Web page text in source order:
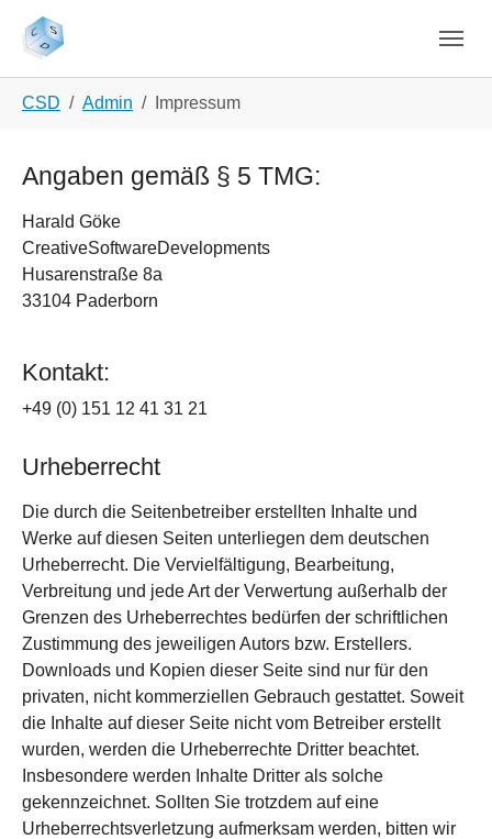
CSD Admin Impressum
Angaben gemäß § 5 TMG:
Harald Göke
CreativeSoftwareDevelopments
Husarenstraße 8a
33104 Paderborn
Kontakt:
+49 (0) 151 12 41 31 21
Urheberrecht
Die durch die Seitenbetreiber erstellten Inhalte und
Werke auf diesen Seiten unterliegen dem deutschen
Urheberrecht. Die Vervielfältigung, Bearbeitung,
Verbreitung und jede Art der Verwertung außerhalb der
Grenzen des Urheberrechtes bedürfen der schriftlichen
Zustimmung des jeweiligen Autors bzw. Erstellers.
Downloads und Kopien dieser Seite sind nur für den
privaten, nicht kommerziellen Gebrauch gestattet. Soweit
die Inhalte auf dieser Seite nicht vom Betreiber erstellt
wurden, werden die Urheberrechte Dritter beachtet.
Insbesondere werden Inhalte Dritter als solche
gekennzeichnet. Sollten Sie trotzdem auf eine
Urheberrechtsverletzung aufmerksam werden, bitten wir